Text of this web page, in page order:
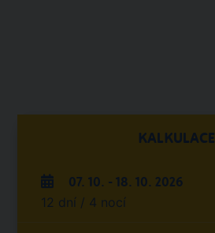
KALKULACE
07. 10. - 18. 10. 2026
12 dní / 4 nocí